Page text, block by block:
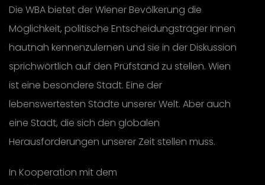
Die WBA bietet der Wiener Bevölkerung die
Möglichkeit, politische Entscheidungsträger Innen
hautnah kennenzulernen und sie in der Diskussion
sprichwörtlich auf den Prüfstand zu stellen. Wien
ist eine besondere Stadt. Eine der
lebenswertesten Städte unserer Welt. Aber auch
eine Stadt, die sich den globalen
Herausforderungen unserer Zeit stellen muss.
In Kooperation mit dem